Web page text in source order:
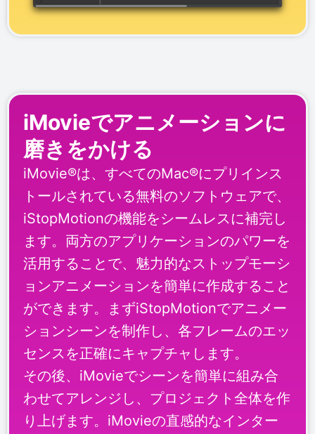
iMovieでアニメーションに
磨きをかける
iMovie®は、すべてのMac®にプリインス
トールされている無料のソフトウェアで、
iStopMotionの機能をシームレスに補完し
ます。両方のアプリケーションのパワーを
活用することで、魅力的なストップモーシ
ョンアニメーションを簡単に作成すること
ができます。まずiStopMotionでアニメー
ションシーンを制作し、各フレームのエッ
センスを正確にキャプチャします。
その後、iMovieでシーンを簡単に組み合
わせてアレンジし、プロジェクト全体を作
り上げます。iMovieの直感的なインター